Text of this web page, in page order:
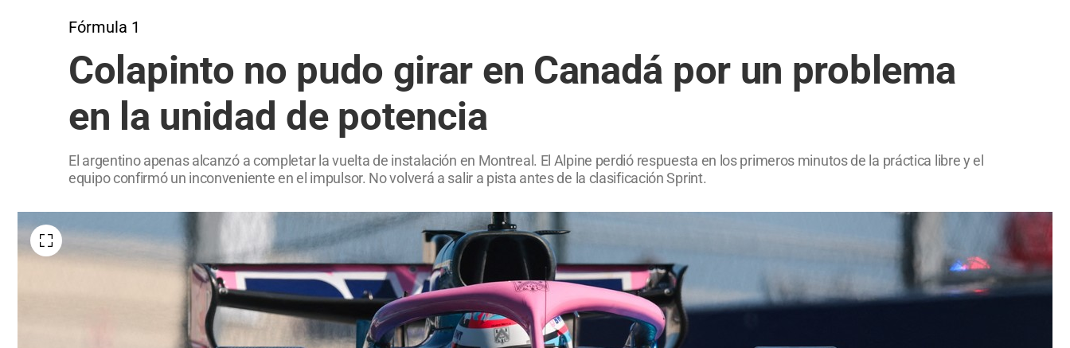
Fórmula 1
Colapinto no pudo girar en Canadá por un problema
en la unidad de potencia
El argentino apenas alcanzó a completar la vuelta de instalación en Montreal. El Alpine perdió respuesta en los primeros minutos de la práctica libre y el
equipo confirmó un inconveniente en el impulsor. No volverá a salir a pista antes de la clasificación Sprint.